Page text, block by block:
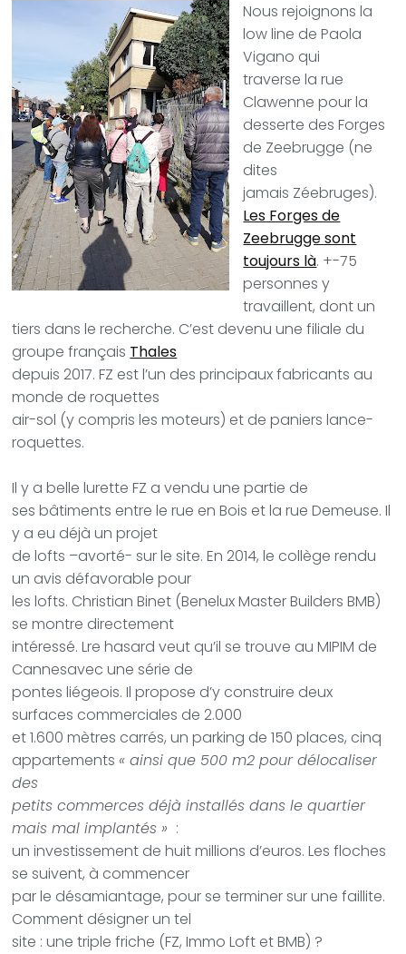
Nous rejoignons la
low line de Paola
Vigano qui
traverse la rue
Clawenne pour la
desserte des Forges
de Zeebrugge (ne
dites
jamais Zéebruges).
Les Forges de
Zeebrugge sont
toujours là. +-75
personnes y
travaillent, dont un
tiers dans le recherche. C’est devenu une filiale du
groupe français Thales
depuis 2017. FZ est l’un des principaux fabricants au
monde de roquettes
air-sol (y compris les moteurs) et de paniers lance-
roquettes.
Il y a belle lurette FZ a vendu une partie de
ses bâtiments entre le rue en Bois et la rue Demeuse. Il
y a eu déjà un projet
de lofts –avorté- sur le site. En 2014, le collège rendu
un avis défavorable pour
les lofts. Christian Binet (Benelux Master Builders BMB)
se montre directement
intéressé. Lre hasard veut qu’il se trouve au MIPIM de
Cannesavec une série de
pontes liégeois. Il propose d’y construire deux
surfaces commerciales de 2.000
et 1.600 mètres carrés, un parking de 150 places, cinq
appartements « ainsi que 500 m2 pour délocaliser
des
petits commerces déjà installés dans le quartier
mais mal implantés » :
un investissement de huit millions d’euros. Les floches
se suivent, à commencer
par le désamiantage, pour se terminer sur une faillite.
Comment désigner un tel
site : une triple friche (FZ, Immo Loft et BMB) ?